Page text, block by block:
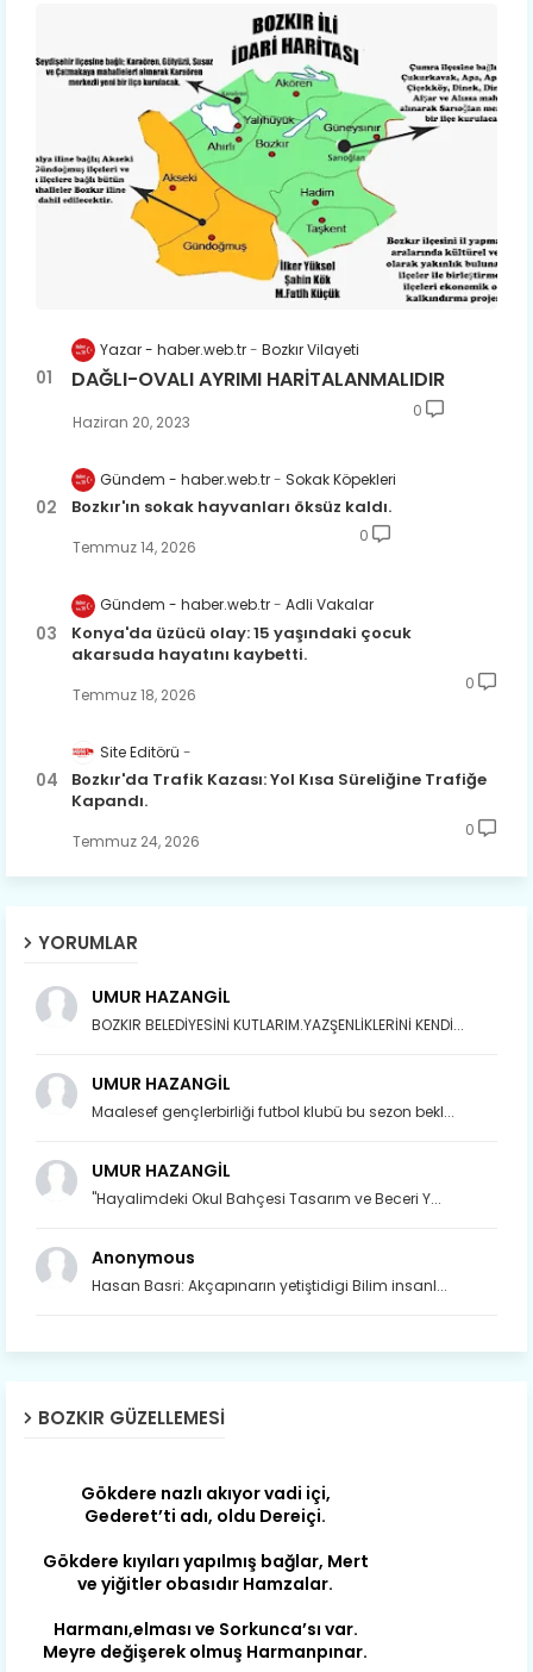
Yazar - haber.web.tr Bozkır Vilayeti
DAĞLI-OVALI AYRIMI HARİTALANMALIDIR
Haziran 20, 2023
0
Gündem - haber.web.tr Sokak Köpekleri
Bozkır'ın sokak hayvanları öksüz kaldı.
Temmuz 14, 2026
0
Gündem - haber.web.tr Adli Vakalar
Konya'da üzücü olay: 15 yaşındaki çocuk
akarsuda hayatını kaybetti.
Temmuz 18, 2026
0
Site Editörü
Bozkır'da Trafik Kazası: Yol Kısa Süreliğine Trafiğe
Kapandı.
Temmuz 24, 2026
0
YORUMLAR
UMUR HAZANGİL
BOZKIR BELEDİYESİNİ KUTLARIM.YAZŞENLİKLERİNİ KENDİ...
UMUR HAZANGİL
Maalesef gençlerbirliği futbol klubü bu sezon bekl...
UMUR HAZANGİL
"Hayalimdeki Okul Bahçesi Tasarım ve Beceri Y...
Anonymous
Hasan Basri: Akçapınarın yetiştidigi Bilim insanl...
BOZKIR GÜZELLEMESI
Son yıllarda orda yok artık ağlayan,
Çat değişti, şimdi gülüyor Çağlayan.
Tanıtır Bozkır’ı acizâne Dere.
Gederet’ti adı, oldu Dereiçi.
ve yiğitler obasıdır Hamzalar.
Harmanı,elması ve Sorkunca’sı var.
Meyre değişerek olmuş Harmanpınar.
Büyük yerdir, mahalleleri Aydınlık, Tarih
eserleri şahane Hisarlık.
Belören, Koçaş, Kuzören vermiş hep